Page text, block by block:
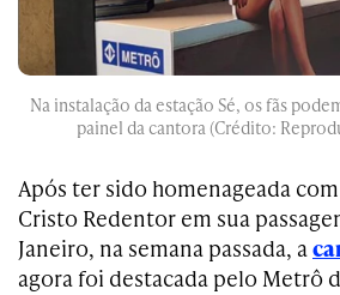
Na instalação da estação Sé, os fãs
painel da cantora (Crédito:
Após ter sido homenageada
Cristo Redentor em sua
Janeiro, na semana passada, a
agora foi destacada pelo Metrô